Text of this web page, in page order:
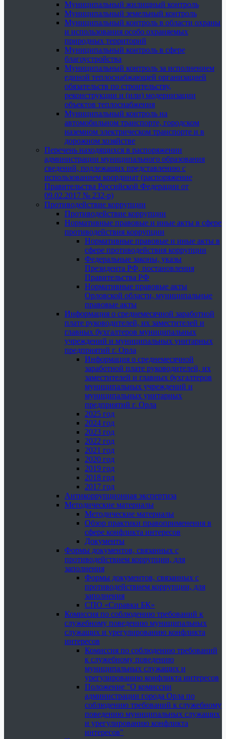
Муниципальный жилищный контроль
Муниципальный земельный контроль
Муниципальный контроль в области охраны
и использования особо охраняемых
природных территорий
Муниципальный контроль в сфере
благоустройства
Муниципальный контроль за исполнением
единой теплоснабжающей организацией
обязательств по строительству,
реконструкции и (или) модернизации
объектов теплоснабжения
Муниципальный контроль на
автомобильном транспорте, городском
наземном электрическом транспорте и в
дорожном хозяйстве
Перечень находящихся в распоряжении
администрации муниципального образования
сведений, подлежащих представлению с
использованием координат (распоряжение
Правительства Российской Федерации от
09.02.2017 № 232-р)
Противодействие коррупции
Противодействие коррупции
Нормативные правовые и иные акты в сфере
противодействия коррупции
Нормативные правовые и иные акты в
сфере противодействия коррупции
Федеральные законы, указы
Президента РФ, постановления
Правительства РФ
Нормативные правовые акты
Орловской области, муниципальные
правовые акты
Информация о среднемесячной заработной
плате руководителей, их заместителей и
главных бухгалтеров муниципальных
учреждений и муниципальных унитарных
предприятий г. Орла
Информация о среднемесячной
заработной плате руководителей, их
заместителей и главных бухгалтеров
муниципальных учреждений и
муниципальных унитарных
предприятий г. Орла
2025 год
2024 год
2023 год
2022 год
2021 год
2020 год
2019 год
2018 год
2017 год
Антикоррупционная экспертиза
Методические материалы
Методические материалы
Обзор практики правоприменения в
сфере конфликта интересов
Документы
Формы документов, связанных с
противодействием коррупции, для
заполнения
Формы документов, связанных с
противодействием коррупции, для
заполнения
СПО «Справки БК»
Комиссия по соблюдению требований к
служебному поведению муниципальных
служащих и урегулированию конфликта
интересов
Комиссия по соблюдению требований
к служебному поведению
муниципальных служащих и
урегулированию конфликта интересов
Положение "О комиссии
администрации города Орла по
соблюдению требований к служебному
поведению муниципальных служащих
и урегулированию конфликта
интересов"